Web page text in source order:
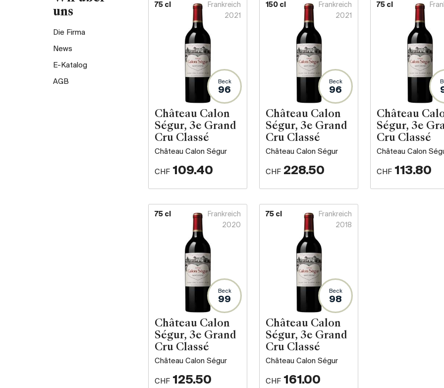
uns
Die Firma
News
E-Katalog
AGB
75 cl
Frankreich
2021
Beck
96
Château Calon
Ségur, 3e Grand
Cru Classé
Château Calon Ségur
CHF 109.40
150 cl
Frankreich
2021
Beck
96
Château Calon
Ségur, 3e Grand
Cru Classé
Château Calon Ségur
CHF 228.50
75 cl
Château
Ségur, 3e
Cru Classé
Château Calon
CHF 113.80
75 cl
Frankreich
2020
Beck
99
Château Calon
Ségur, 3e Grand
Cru Classé
Château Calon Ségur
CHF 125.50
75 cl
Frankreich
2018
Beck
98
Château Calon
Ségur, 3e Grand
Cru Classé
Château Calon Ségur
CHF 161.00